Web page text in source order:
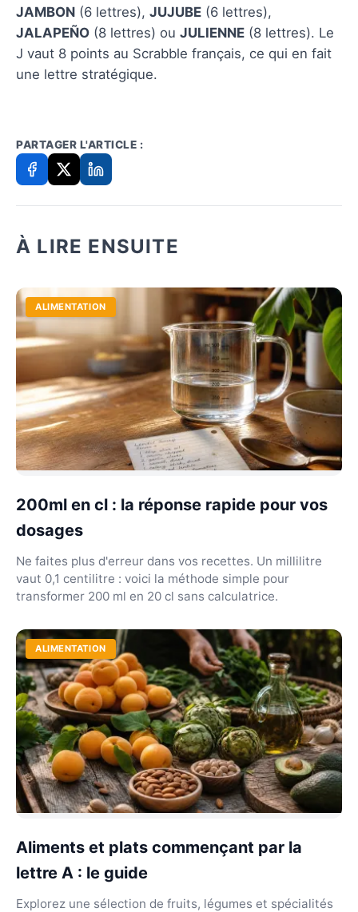
JAMBON (6 lettres), JUJUBE (6 lettres),
JALAPEÑO (8 lettres) ou JULIENNE (8 lettres). Le
J vaut 8 points au Scrabble français, ce qui en fait
une lettre stratégique.
PARTAGER L'ARTICLE :
À LIRE ENSUITE
ALIMENTATION
200ml en cl : la réponse rapide pour vos
dosages
Ne faites plus d'erreur dans vos recettes. Un millilitre
vaut 0,1 centilitre : voici la méthode simple pour
transformer 200 ml en 20 cl sans calculatrice.
ALIMENTATION
Aliments et plats commençant par la
lettre A : le guide
Explorez une sélection de fruits, légumes et spécialités